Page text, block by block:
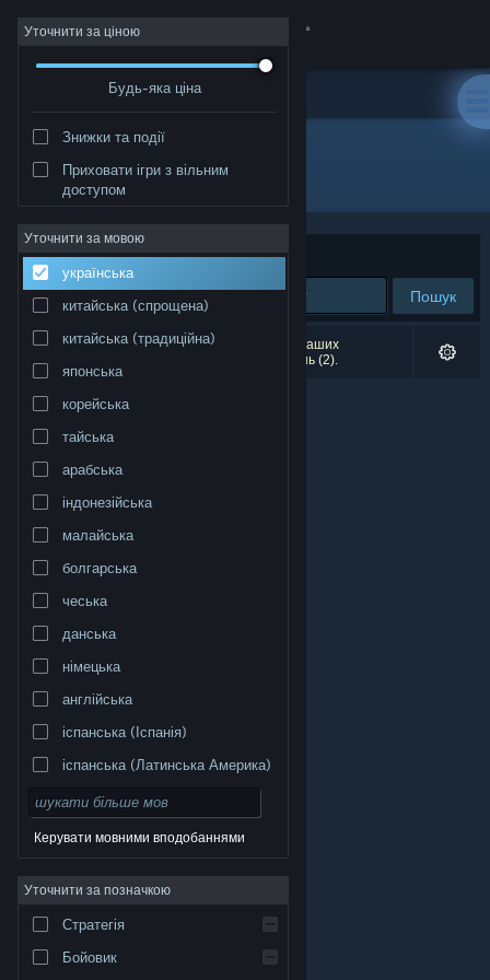
Увійти
Крамниця
Інформація
Підтримка
Змінити мову
Переглянути повну версію
© Valve Corporation. Усі права захищено. Усі
Юридична інформація
підписника Steam
cookie
Уточнити за ціною
Будь-яка ціна
Знижки та події
Приховати ігри з вільним
доступом
Уточнити за мовою
українська
китайська (спрощена)
китайська (традиційна)
японська
корейська
тайська
арабська
індонезійська
малайська
болгарська
чеська
данська
німецька
англійська
іспанська (Іспанія)
іспанська (Латинська Америка)
Керувати мовними вподобаннями
Уточнити за позначкою
Стратегія
Бойовик
Розробник: Tao Langston
Упорядкувати за доречністю
Пошук
Результатів вашого пошуку: 0. Відповідно до ваших
уподобань було виключено кілька найменувань (2).